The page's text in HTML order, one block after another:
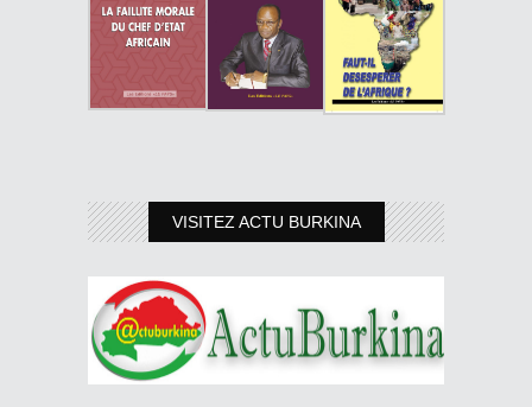
VISITEZ ACTU BURKINA